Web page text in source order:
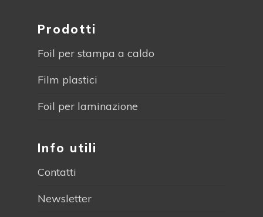
Prodotti
Foil per stampa a caldo
Film plastici
Foil per laminazione
Info utili
Contatti
Newsletter